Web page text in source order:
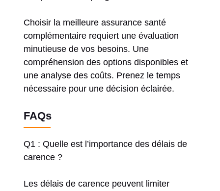
Choisir la meilleure assurance santé
complémentaire requiert une évaluation
minutieuse de vos besoins. Une
compréhension des options disponibles et
une analyse des coûts. Prenez le temps
nécessaire pour une décision éclairée.
FAQs
Q1 : Quelle est l’importance des délais de
carence ?
Les délais de carence peuvent limiter